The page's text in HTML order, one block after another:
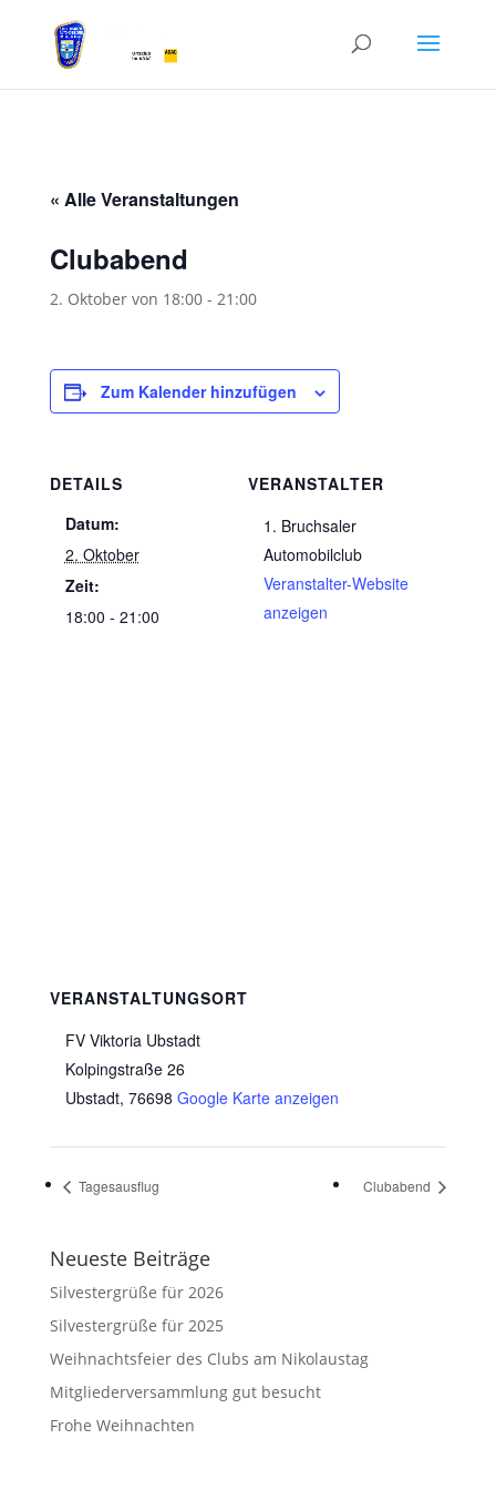
« Alle Veranstaltungen
Clubabend
2. Oktober von 18:00- 21:00
Zum Kalender hinzufügen
DETAILS
Datum:
2. Oktober
Zeit:
18:00 - 21:00
VERANSTALTER
1. Bruchsaler
Automobilclub
Veranstalter-Website
anzeigen
VERANSTALTUNGSORT
FV Viktoria Ubstadt
Kolpingstraße 26
Ubstadt, 76698 Google Karte anzeigen
Tagesausflug Clubabend
Neueste Beiträge
Silvestergrüße für 2026
Silvestergrüße für 2025
Weihnachtsfeier des Clubs am Nikolaustag
Mitgliederversammlung gut besucht
Frohe Weihnachten